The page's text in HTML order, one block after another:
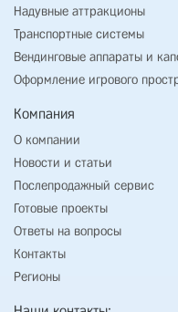
Надувные аттракционы
Транспортные системы
Вендинговые аппараты и
Оформление игрового
Компания
О компании
Новости и статьи
Послепродажный сервис
Готовые проекты
Ответы на вопросы
Контакты
Регионы